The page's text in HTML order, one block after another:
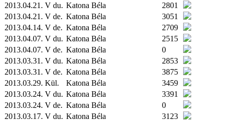
2013.04.21. V du. Katona Béla
2801
2013.04.21. V de. Katona Béla
3051
2013.04.14. V de. Katona Béla
2709
2013.04.07. V du. Katona Béla
2515
2013.04.07. V de. Katona Béla
0
2013.03.31. V du. Katona Béla
2853
2013.03.31. V de. Katona Béla
3875
2013.03.29. Kül. Katona Béla
3459
2013.03.24. V du. Katona Béla
3391
2013.03.24. V de. Katona Béla
0
2013.03.17. V du. Katona Béla
3123